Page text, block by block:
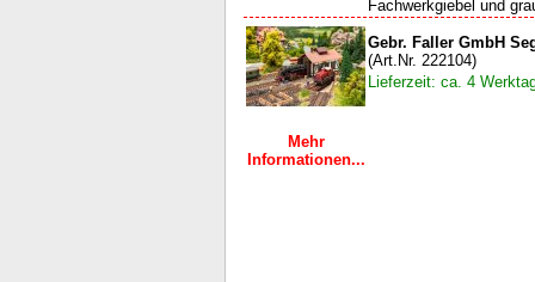
Fachwerkgiebel und
Mehr
Informationen...
Gebr. Faller GmbH
(Art.Nr. 222104)
Lieferzeit: ca. 4